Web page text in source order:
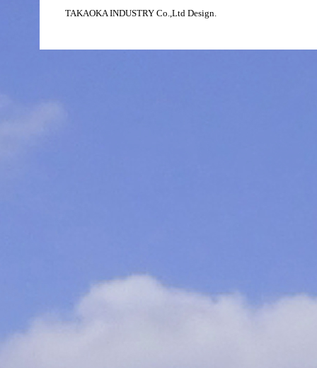
TAKAOKA INDUSTRY Co.,Ltd Design.